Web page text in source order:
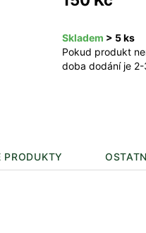
Skladem > 5 ks
Pokud produkt
doba dodání je
PRODUKTY